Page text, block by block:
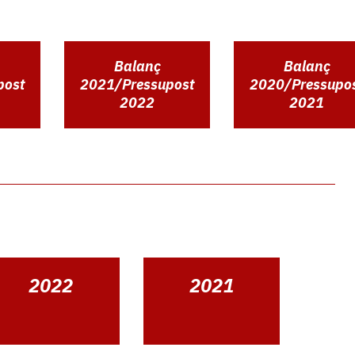
Balanç
2021/Pressupost
2022
Balanç
2020/
2021
2022 2021